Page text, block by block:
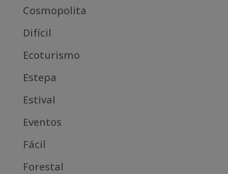
Cosmopolita
Difícil
Ecoturismo
Estepa
Estival
Eventos
Fácil
Forestal